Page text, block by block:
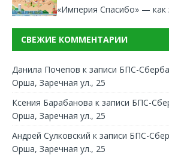
«Империя Спасибо» — как
СВЕЖИЕ КОММЕНТАРИИ
Данила Почепов к записи БПС-
Орша, Заречная ул., 25
Ксения Барабанова к записи БПС-
Орша, Заречная ул., 25
Андрей Сулковский к записи БПС-
Орша, Заречная ул., 25